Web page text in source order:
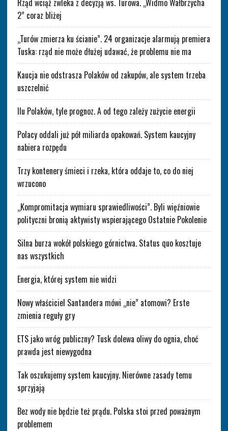
Rząd wciąż zwleka z decyzją ws. Turowa. „Widmo Wałbrzycha
2” coraz bliżej
„Turów zmierza ku ścianie”. 24 organizacje alarmują premiera
Tuska: rząd nie może dłużej udawać, że problemu nie ma
Kaucja nie odstrasza Polaków od zakupów, ale system trzeba
uszczelnić
Ilu Polaków, tyle prognoz. A od tego zależy zużycie energii
Polacy oddali już pół miliarda opakowań. System kaucyjny
nabiera rozpędu
Trzy kontenery śmieci i rzeka, która oddaje to, co do niej
wrzucono
„Kompromitacja wymiaru sprawiedliwości”. Byli więźniowie
polityczni bronią aktywisty wspierającego Ostatnie Pokolenie
Silna burza wokół polskiego górnictwa. Status quo kosztuje
nas wszystkich
Energia, której system nie widzi
Nowy właściciel Santandera mówi „nie” atomowi? Erste
zmienia reguły gry
ETS jako wróg publiczny? Tusk dolewa oliwy do ognia, choć
prawda jest niewygodna
Tak oszukujemy system kaucyjny. Nierówne zasady temu
sprzyjają
Bez wody nie będzie też prądu. Polska stoi przed poważnym
problemem